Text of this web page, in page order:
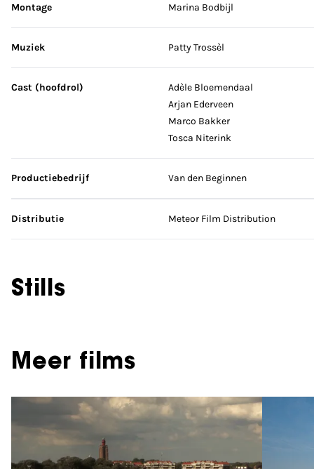
Montage Marina Bodbijl
Muziek Patty Trossèl
Cast (hoofdrol)
Adèle Bloemendaal
Arjan Ederveen
Marco Bakker
Tosca Niterink
Productiebedrijf Van den Beginnen
Distributie Meteor Film Distribution
Stills
Meer films